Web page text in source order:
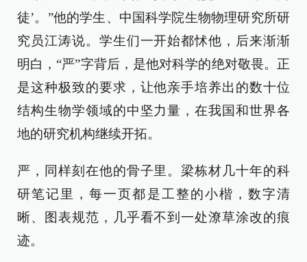
徒’。”他的学生、中国科学院生物物理研究所研
究员江涛说。学生们一开始都怵他，后来渐渐
明白，“严”字背后，是他对科学的绝对敬畏。正
是这种极致的要求，让他亲手培养出的数十位
结构生物学领域的中坚力量，在我国和世界各
地的研究机构继续开拓。
严，同样刻在他的骨子里。梁栋材几十年的科
研笔记里，每一页都是工整的小楷，数字清
晰、图表规范，几乎看不到一处潦草涂改的痕
迹。